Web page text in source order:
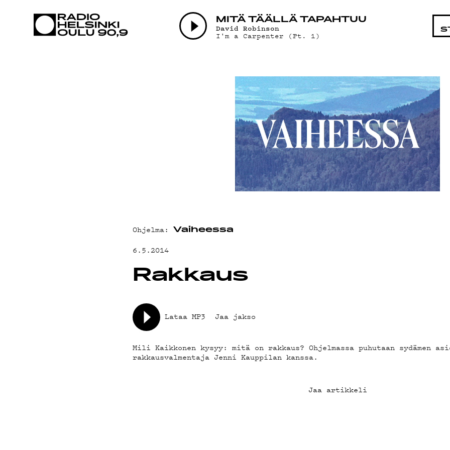
MITÄ TÄÄLLÄ TAPAHTUU
David Robinson
I'm a Carpenter (Pt. 1)
AJANKOHTAISTA
YHTEYSTIEDOT
G LIVELAB
YSTÄVÄKLUBI
TIETOSUOJA
Ohjelma: Vaiheessa
6.5.2014
Rakkaus
Lataa MP3 Jaa jakso
Mili Kaikkonen kysyy: mitä on rakkaus? Ohjelmassa puhutaan sydämen
rakkausvalmentaja Jenni Kauppilan kanssa.
Jaa artikkeli